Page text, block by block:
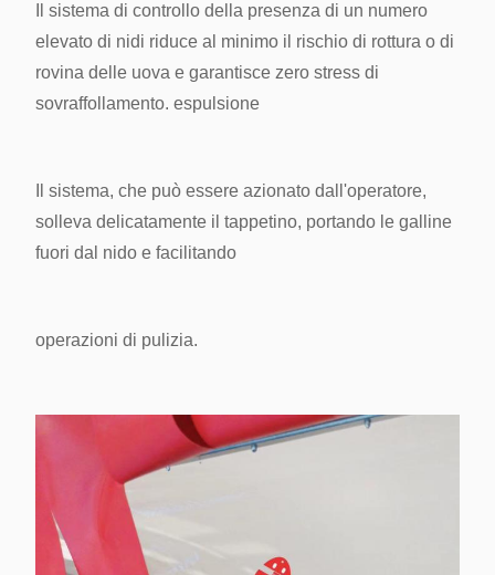
Il sistema di controllo della presenza di un numero
elevato di nidi riduce al minimo il rischio di rottura o di
rovina delle uova e garantisce zero stress di
sovraffollamento. espulsione
Il sistema, che può essere azionato dall'operatore,
solleva delicatamente il tappetino, portando le galline
fuori dal nido e facilitando
operazioni di pulizia.